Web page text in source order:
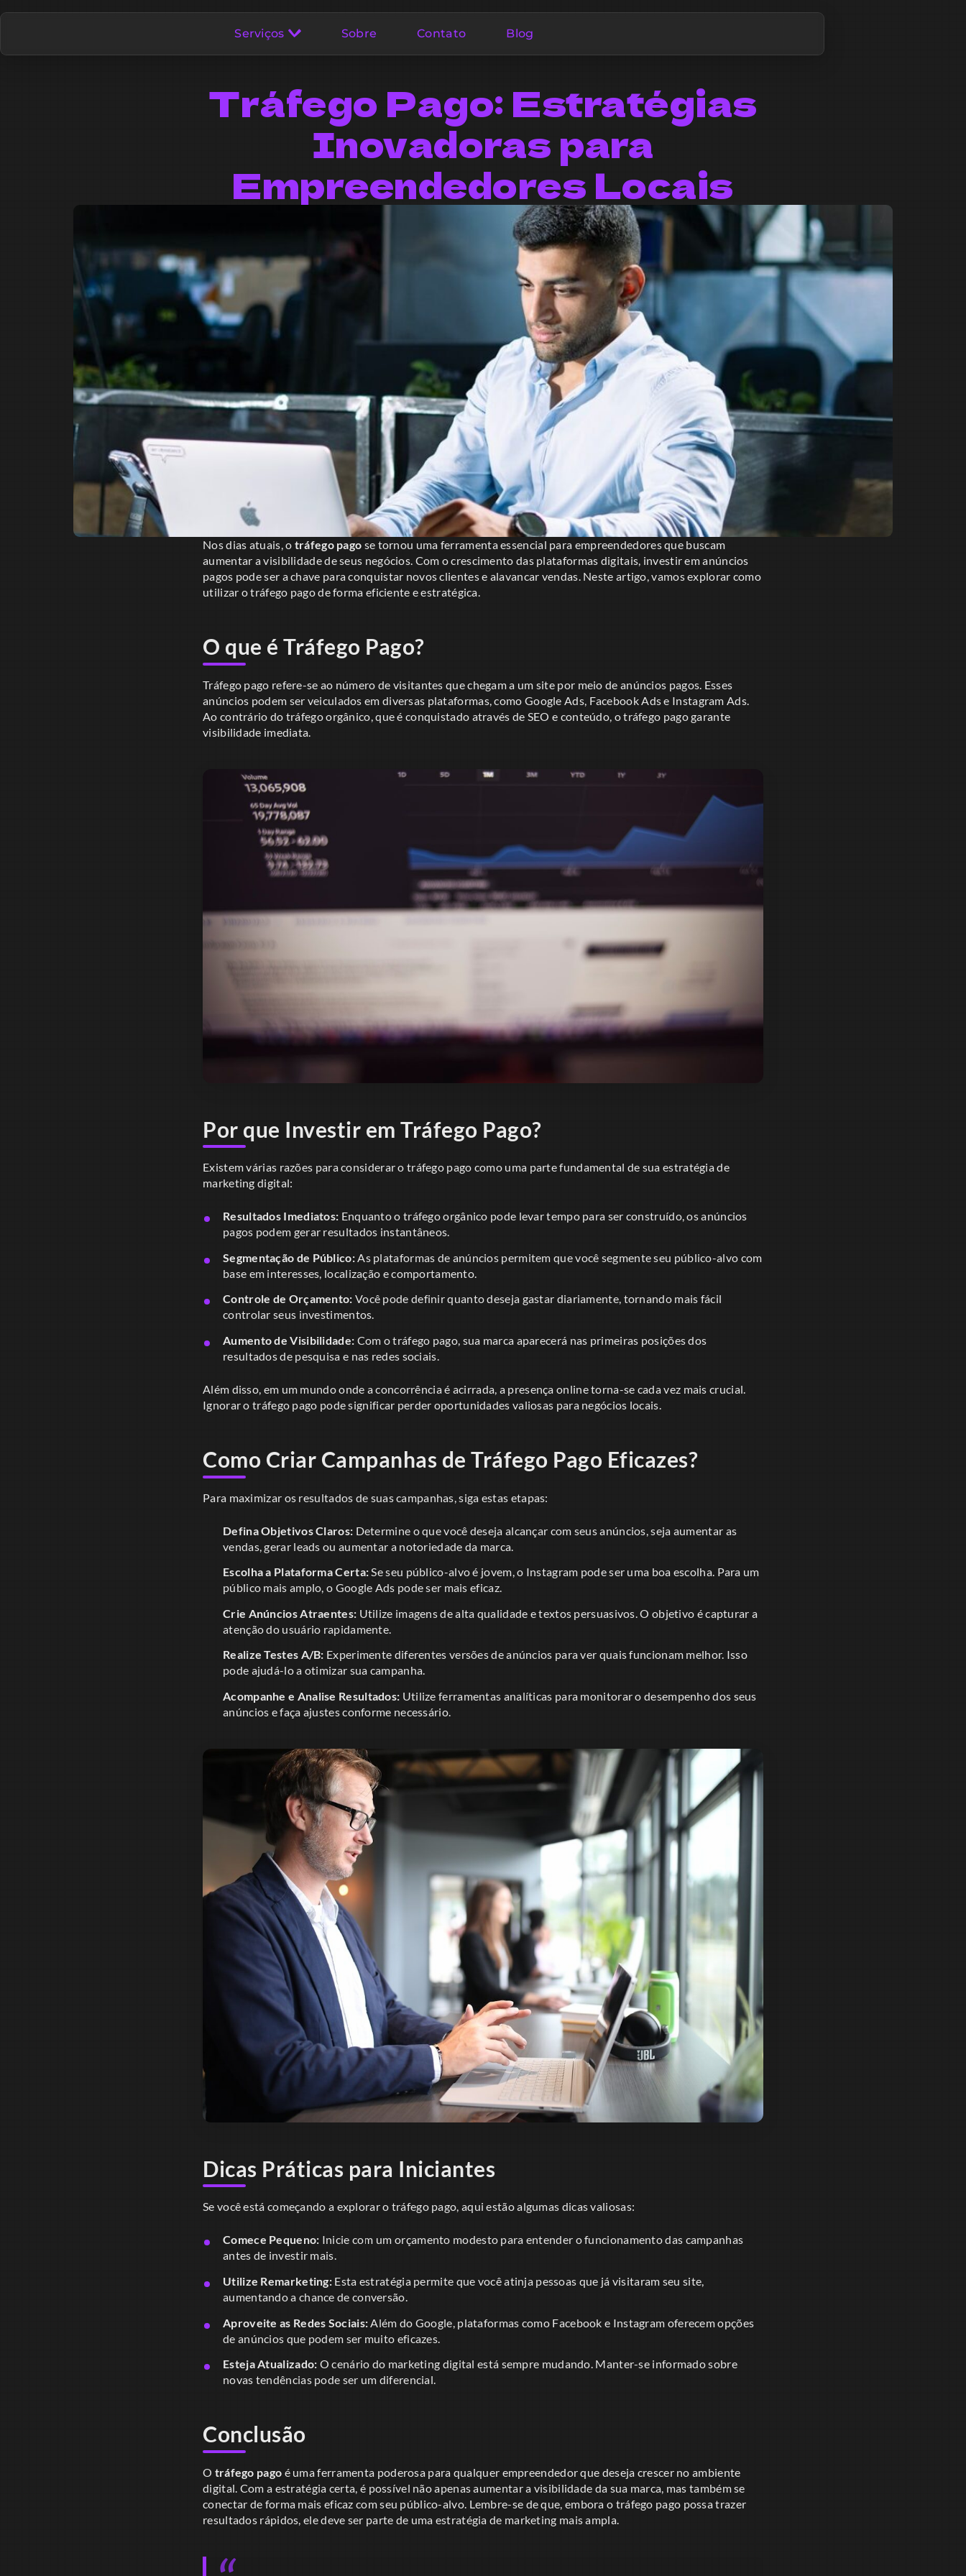
Serviços Sobre Contato Blog
Tráfego Pago: Estratégias
Inovadoras para
Empreendedores Locais
Nos dias atuais, o tráfego pago se tornou uma ferramenta essencial para empreendedores que buscam
aumentar a visibilidade de seus negócios. Com o crescimento das plataformas digitais, investir em anúncios
pagos pode ser a chave para conquistar novos clientes e alavancar vendas. Neste artigo, vamos explorar como
utilizar o tráfego pago de forma eficiente e estratégica.
O que é Tráfego Pago?
Tráfego pago refere-se ao número de visitantes que chegam a um site por meio de anúncios pagos. Esses
anúncios podem ser veiculados em diversas plataformas, como Google Ads, Facebook Ads e Instagram Ads.
Ao contrário do tráfego orgânico, que é conquistado através de SEO e conteúdo, o tráfego pago garante
visibilidade imediata.
Por que Investir em Tráfego Pago?
Existem várias razões para considerar o tráfego pago como uma parte fundamental de sua estratégia de
marketing digital:
Resultados Imediatos: Enquanto o tráfego orgânico pode levar tempo para ser construído, os anúncios
pagos podem gerar resultados instantâneos.
Segmentação de Público:As plataformas de anúncios permitem que você segmente seu público-alvo com
base em interesses, localização e comportamento.
Controle de Orçamento: Você pode definir quanto deseja gastar diariamente, tornando mais fácil
controlar seus investimentos.
Aumento de Visibilidade: Com o tráfego pago, sua marca aparecerá nas primeiras posições dos
resultados de pesquisa e nas redes sociais.
Além disso, em um mundo onde a concorrência é acirrada, a presença online torna-se cada vez mais crucial.
Ignorar o tráfego pago pode significar perder oportunidades valiosas para negócios locais.
Como Criar Campanhas de Tráfego Pago Eficazes?
Para maximizar os resultados de suas campanhas, siga estas etapas:
Defina Objetivos Claros: Determine o que você deseja alcançar com seus anúncios, seja aumentar as
vendas, gerar leads ou aumentar a notoriedade da marca.
Escolha a Plataforma Certa:Se seu público-alvo é jovem, o Instagram pode ser uma boa escolha. Para um
público mais amplo, o Google Ads pode ser mais eficaz.
Crie Anúncios Atraentes: Utilize imagens de alta qualidade e textos persuasivos. O objetivo é capturar a
atenção do usuário rapidamente.
Realize Testes A/B: Experimente diferentes versões de anúncios para ver quais funcionam melhor. Isso
pode ajudá-lo a otimizar sua campanha.
Acompanhe e Analise Resultados: Utilize ferramentas analíticas para monitorar o desempenho dos seus
anúncios e faça ajustes conforme necessário.
Dicas Práticas para Iniciantes
Se você está começando a explorar o tráfego pago, aqui estão algumas dicas valiosas:
Comece Pequeno: Inicie com um orçamento modesto para entender o funcionamento das campanhas
antes de investir mais.
Utilize Remarketing: Esta estratégia permite que você atinja pessoas que já visitaram seu site,
aumentando a chance de conversão.
Aproveite as Redes Sociais: Além do Google, plataformas como Facebook e Instagram oferecem opções
de anúncios que podem ser muito eficazes.
Esteja Atualizado: O cenário do marketing digital está sempre mudando. Manter-se informado sobre
novas tendências pode ser um diferencial.
Conclusão
O tráfego pago é uma ferramenta poderosa para qualquer empreendedor que deseja crescer no ambiente
digital. Com a estratégia certa, é possível não apenas aumentar a visibilidade da sua marca, mas também se
conectar de forma mais eficaz com seu público-alvo. Lembre-se de que, embora o tráfego pago possa trazer
resultados rápidos, ele deve ser parte de uma estratégia de marketing mais ampla.